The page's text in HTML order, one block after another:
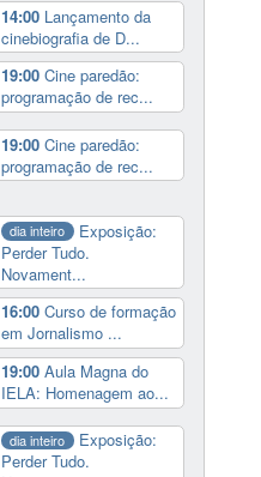
14:00 Lançamento da
cinebiografia de D...
19:00 Cine paredão:
programação de rec...
19:00 Cine paredão:
programação de rec...
dia inteiro
Exposição:
Perder Tudo.
Novament...
16:00 Curso de formação
em Jornalismo ...
19:00 Aula Magna do
IELA: Homenagem ao...
dia inteiro
Exposição:
Perder Tudo.